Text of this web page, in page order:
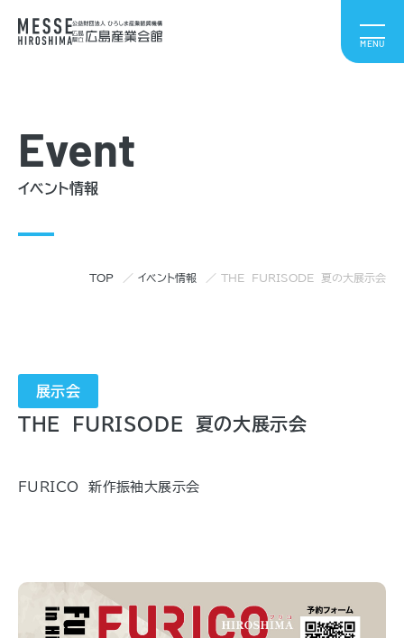
Event
イベント情報
TOP イベント情報 THE FURISODE 夏の大展示会
展示会
THE FURISODE 夏の大展示会
FURICO 新作振袖大展示会